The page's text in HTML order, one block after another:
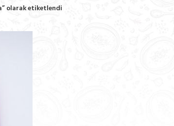
olarak etiketlendi